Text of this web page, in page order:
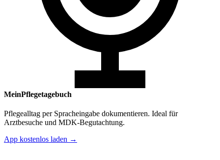
MeinPflegetagebuch
Pflegealltag per Spracheingabe dokumentieren. Ideal für
Arztbesuche und MDK-Begutachtung.
App kostenlos laden →